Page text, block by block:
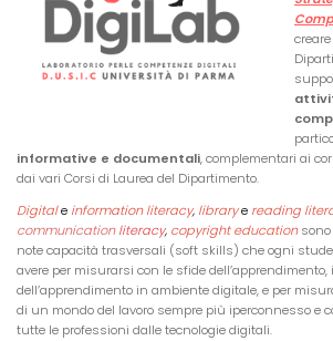
informative e documentali, complementari ai
dai vari Corsi di Laurea del Dipartimento.
Digitale information literacy, librarye reading
communicationliteracy, copyright educationsono
note capacità trasversali (soft skills) che ogni
avere per misurarsi con le sfide
dell’apprendimento in ambiente digitale, e per
di un mondo del lavoro sempre più iperconnesso e
tutte le professioni dalle tecnologie digitali.